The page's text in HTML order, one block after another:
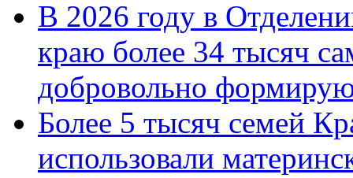
В 2026 году в
краю более 34 тысяч
добровольно
Более 5 тысяч семей
использовали